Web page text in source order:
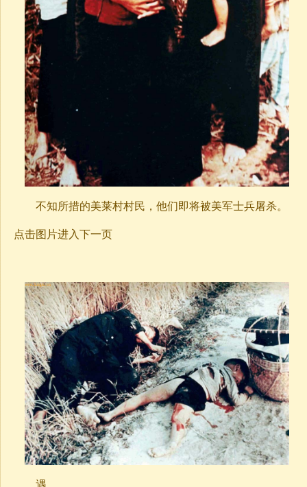
不知所措的美莱村村民，他们即将被美军士兵屠杀。
点击图片进入下一页